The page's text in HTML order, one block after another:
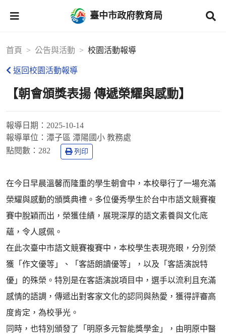
臺中市政府教育局
首頁 公告與活動 校園活動報導
返回校園活動報導
【朝會頒獎表揚 傳遞榮耀與感動】
報導日期： 2025-10-14
報導單位： 潭子區 潭陽國小 教務處
點閱數： 282 列印
在今日早晨溫馨而隆重的學生朝會中，本校舉行了一場充滿
榮耀與感動的頒獎典禮。多位優秀學生於台中市語文競賽複
賽中脫穎而出，榮獲佳績，展現深厚的語文素養與文化底
蘊，令人感佩。
在此次臺中市語文競賽複賽中，本校學生表現亮眼，分別榮
獲「作文優等」、「客語朗讀優等」，以及「客語演說特
優」的殊榮。特別是在客語演說項目中，選手以流利且充滿
感情的語調，傳遞出對客家文化的認同與熱愛，獲得評審高
度肯定，為校爭光。
同時，也特別頒發了「明原多元智能獎學金」，由明原中醫